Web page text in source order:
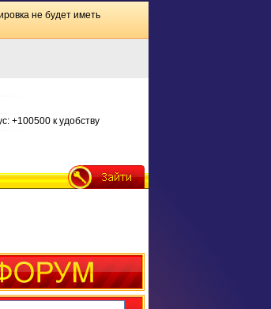
не будет иметь
+100500 к удобству